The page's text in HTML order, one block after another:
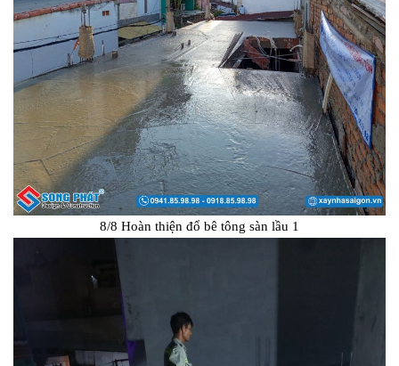
8/8 Hoàn thiện đổ bê tông sàn lầu 1